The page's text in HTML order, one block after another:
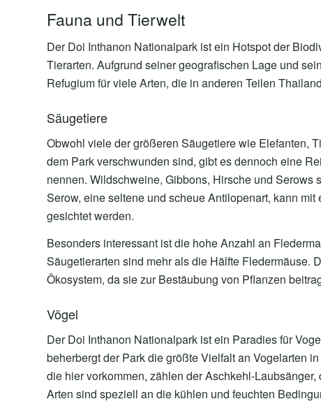
Fauna und Tierwelt
Der Doi Inthanon Nationalpark ist ein Hotspot der
Tierarten. Aufgrund seiner geografischen Lage und
Refugium für viele Arten, die in anderen Teilen
Säugetiere
Obwohl viele der größeren Säugetiere wie Elefanten,
dem Park verschwunden sind, gibt es dennoch eine
nennen. Wildschweine, Gibbons, Hirsche und
Serow, eine seltene und scheue Antilopenart, kann
gesichtet werden.
Besonders interessant ist die hohe Anzahl an
Säugetierarten sind mehr als die Hälfte
Ökosystem, da sie zur Bestäubung von Pflanzen
Vögel
Der Doi Inthanon Nationalpark ist ein Paradies für
beherbergt der Park die größte Vielfalt an Vogelarten
die hier vorkommen, zählen der Aschkehl-
Arten sind speziell an die kühlen und feuchten